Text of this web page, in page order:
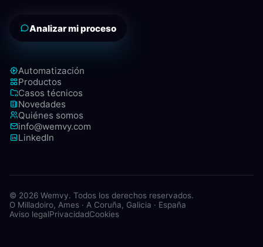
Analizar mi proceso
Automatización
Productos
Casos técnicos
Novedades
Quiénes somos
info@wemvy.com
LinkedIn
© 2026 Wemvy. Todos los derechos reservados.
O Milladoiro, Ames · A Coruña, Galicia · España
Aviso legalPrivacidadCookies